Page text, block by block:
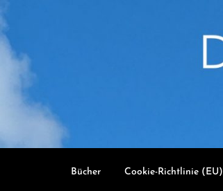
content
Bücher Cookie-Richtlinie (EU)